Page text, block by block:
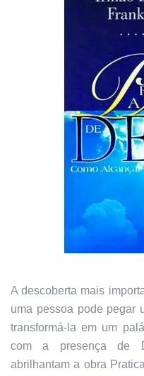
A descoberta mais
uma pessoa pode pegar
transformá-la em um
com a presença de
abrilhantam a obra